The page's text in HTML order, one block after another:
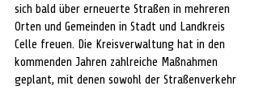
sich bald über erneuerte Straßen in mehreren
Orten und Gemeinden in Stadt und Landkreis
Celle freuen. Die Kreisverwaltung hat in den
kommenden Jahren zahlreiche Maßnahmen
geplant, mit denen sowohl der Straßenverkehr